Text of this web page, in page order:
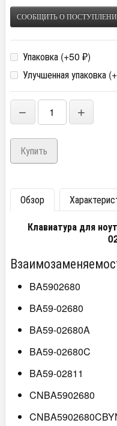
СООБЩИТЬ О
Упаковка (+50 ₽)
Улучшенная упаковка (+
− +
Обзор
Клавиатура для
BA5902680
BA59-02680
BA59-02680A
BA59-02680C
BA59-02811
CNBA5902680